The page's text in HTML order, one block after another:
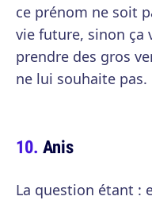
ce prénom ne soit
vie future, sinon ça
prendre des gros
ne lui souhaite pas.
Anis
La question étant :